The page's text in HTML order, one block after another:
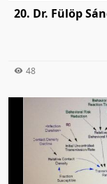
20. Dr. Fülöp
48